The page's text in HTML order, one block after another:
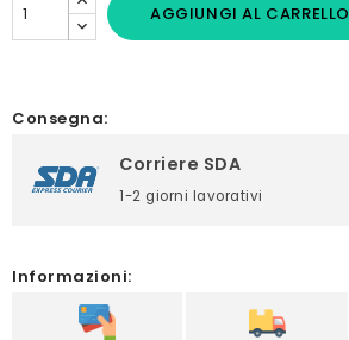
AGGIUNGI AL CARRELLO
Consegna:
Corriere SDA
1-2 giorni lavorativi
Informazioni: